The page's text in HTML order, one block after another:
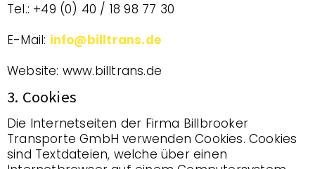
Tel.: +49 (0) 40 / 18 98 77 30
E-Mail: info@billtrans.de
Website: www.billtrans.de
3. Cookies
Die Internetseiten der Firma Billbrooker
Transporte GmbH verwenden Cookies. Cookies
sind Textdateien, welche über einen